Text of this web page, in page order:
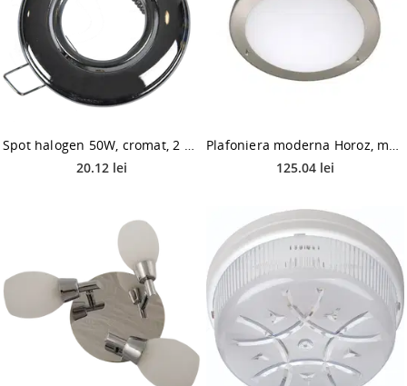
20.12 lei
125.04 lei